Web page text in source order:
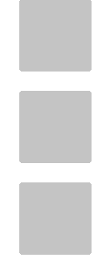
WAHANA
HEALTH